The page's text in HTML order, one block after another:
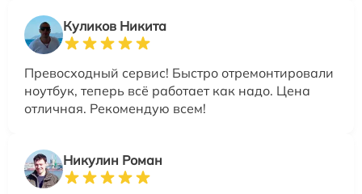
Куликов Никита
Превосходный сервис! Быстро отремонтировали
ноутбук, теперь всё работает как надо. Цена
отличная. Рекомендую всем!
Никулин Роман